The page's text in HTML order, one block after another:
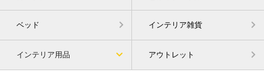
ベッド インテリア雑貨
インテリア用品 アウトレット